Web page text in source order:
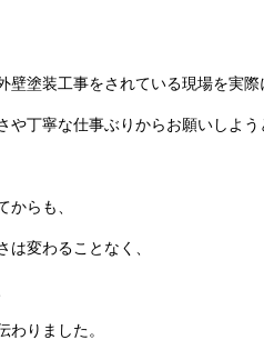
壁塗装工事をされている現場を実際
や丁寧な仕事ぶりからお願いしよう
からも、
は変わることなく、
わりました。